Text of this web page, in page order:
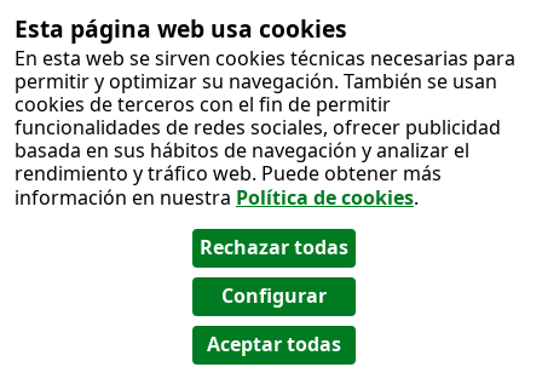
Esta página web usa cookies
En esta web se sirven cookies técnicas necesarias para
permitir y optimizar su navegación. También se usan
cookies de terceros con el fin de permitir
funcionalidades de redes sociales, ofrecer publicidad
basada en sus hábitos de navegación y analizar el
rendimiento y tráfico web. Puede obtener más
información en nuestra Política de cookies.